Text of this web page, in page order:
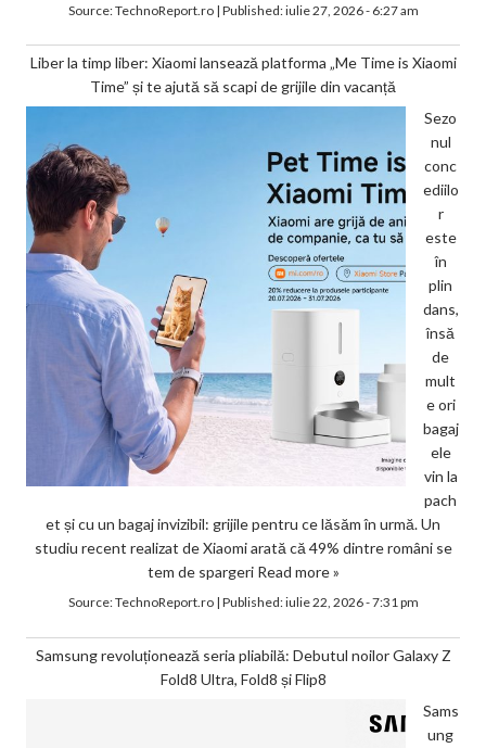
Source:TechnoReport.ro| Published:iulie 27, 2026 - 6:27 am
Liber la timp liber: Xiaomi lansează platforma „Me Time is Xiaomi
Time” și te ajută să scapi de grijile din vacanță
Sezo
nul
conc
ediilo
r
este
în
plin
dans,
însă
de
mult
e ori
bagaj
ele
vin la
pach
et și cu un bagaj invizibil: grijile pentru ce lăsăm în urmă. Un
studiu recent realizat de Xiaomi arată că 49% dintre români se
tem de spargeri Read more »
Source:TechnoReport.ro| Published:iulie 22, 2026 - 7:31 pm
Samsung revoluționează seria pliabilă: Debutul noilor Galaxy Z
Fold8 Ultra, Fold8 și Flip8
Sams
ung